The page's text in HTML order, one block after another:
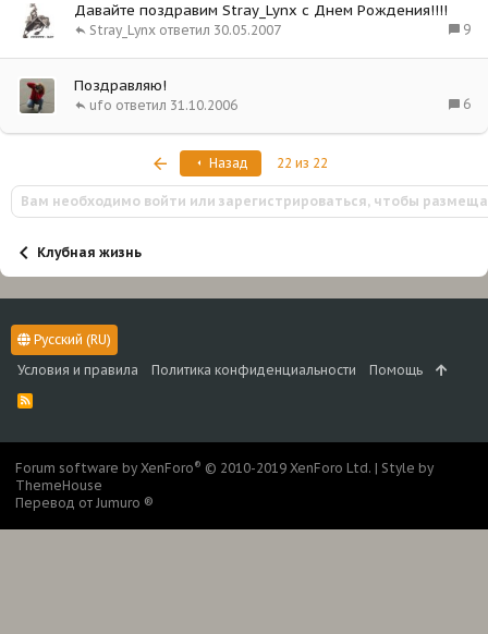
Давайте поздравим Stray_Lynx с Днем Рождения!!!!
9
30.05.2007
Stray_Lynx
Поздравляю!
6
31.10.2006
ufo
ПервыйНазад 22 из 22
Вам необходимо войти или зарегистрироваться, чтобы
Клубная жизнь
Русский (RU)
Условия и правила
Политика конфиденциальности Помощь
R
Forum software by XenForo® © 2010-2019 XenForo Ltd. | Style by
ThemeHouse
Перевод от Jumuro ®